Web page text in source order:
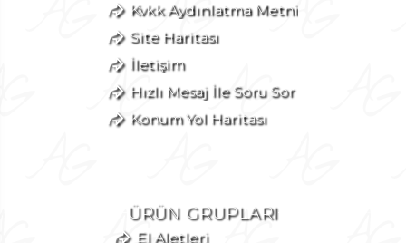
Kvkk Aydınlatma Metni
Site Haritası
İletişim
Hızlı Mesaj İle Soru Sor
Konum Yol Haritası
ÜRÜN GRUPLARI
El Aletleri